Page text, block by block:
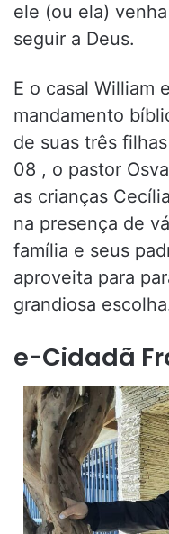
ele (ou ela)
seguir a Deus.
E o casal William
mandamento
de suas três
08 , o pastor
as crianças
na presença de
família e seus
aproveita para
grandiosa
e-Cidadã